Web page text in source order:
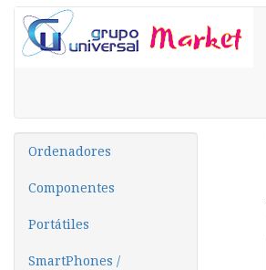
Ordenadores
Componentes
Portátiles
SmartPhones /